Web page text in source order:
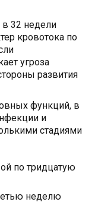
32 недели
кровотока по
угроза
развития
функций, в
и
стадиями
по тридцатую
неделю